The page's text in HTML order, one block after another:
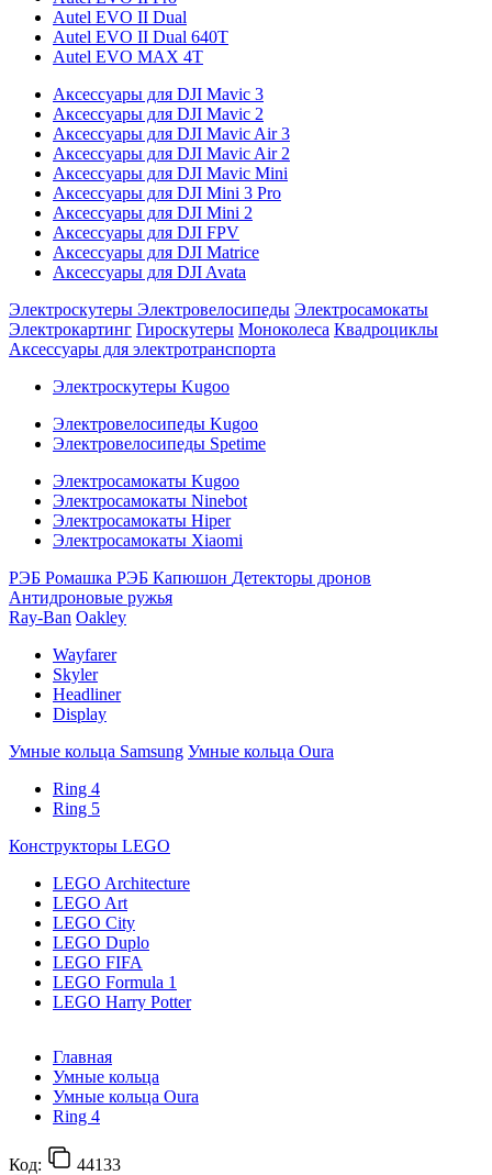
Autel EVO II Dual
Autel EVO II Dual 640T
Autel EVO MAX 4T
Аксессуары для DJI Mavic 3
Аксессуары для DJI Mavic 2
Аксессуары для DJI Mavic Air 3
Аксессуары для DJI Mavic Air 2
Аксессуары для DJI Mavic Mini
Аксессуары для DJI Mini 3 Pro
Аксессуары для DJI Mini 2
Аксессуары для DJI FPV
Аксессуары для DJI Matrice
Аксессуары для DJI Avata
Электроскутеры Электровелосипеды Электросамокаты
Электрокартинг Гироскутеры Моноколеса Квадроциклы
Аксессуары для электротранспорта
Электроскутеры Kugoo
Электровелосипеды Kugoo
Электровелосипеды Spetime
Электросамокаты Kugoo
Электросамокаты Ninebot
Электросамокаты Hiper
Электросамокаты Xiaomi
РЭБ Ромашка РЭБ Капюшон Детекторы дронов
Антидроновые ружья
Ray-Ban Oakley
Wayfarer
Skyler
Headliner
Display
Умные кольца Samsung Умные кольца Oura
Ring 4
Ring 5
Конструкторы LEGO
LEGO Architecture
LEGO Art
LEGO City
LEGO Duplo
LEGO FIFA
LEGO Formula 1
LEGO Harry Potter
Главная
Умные кольца
Умные кольца Oura
Ring 4
Код: 44133